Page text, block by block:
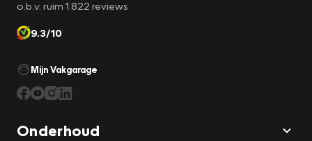
o.b.v. ruim 1.822 reviews
9.3/10
Mijn Vakgarage
Onderhoud